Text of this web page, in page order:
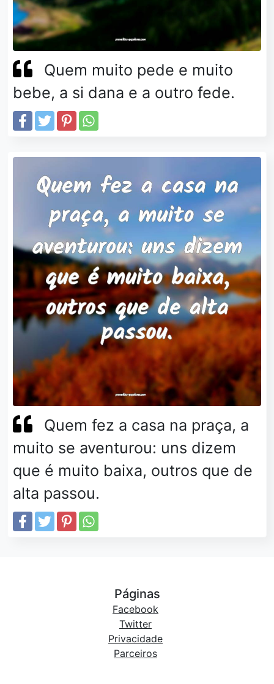
Quem muito pede e muito
bebe, a si dana e a outro fede.
Quem fez a casa na praça, a
muito se aventurou: uns dizem
que é muito baixa, outros que de
alta passou.
Páginas
Facebook
Twitter
Privacidade
Parceiros